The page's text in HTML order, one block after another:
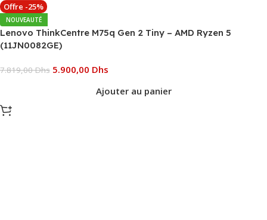
Offre -25%
NOUVEAUTÉ
Lenovo ThinkCentre M75q Gen 2 Tiny – AMD Ryzen 5
(11JN0082GE)
7.819,00Dhs 5.900,00 Dhs
Ajouter au panier